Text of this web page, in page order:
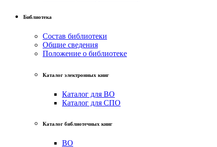
Библиотека
Состав библиотеки
Общие сведения
Положение о библиотеке
Каталог электронных книг
Каталог для ВО
Каталог для СПО
Каталог библиотечных книг
ВО